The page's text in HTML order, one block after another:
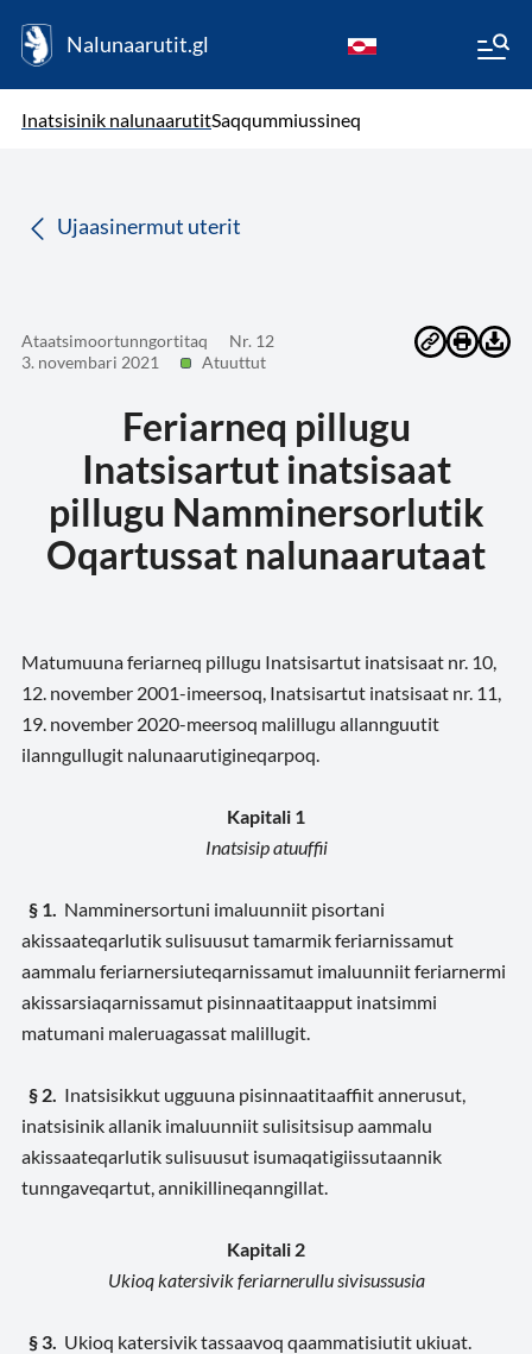
Nalunaarutit.gl
Inatsisinik nalunaarutitSaqqummiussineq
Ujaasinermut uterit
Ataatsimoortunngortitaq
Nr. 12
3. novembari 2021
Atuuttut
Feriarneq pillugu
Inatsisartut inatsisaat
pillugu Namminersorlutik
Oqartussat nalunaarutaat
Matumuuna feriarneq pillugu Inatsisartut inatsisaat nr. 10,
12. november 2001-imeersoq, Inatsisartut inatsisaat nr. 11,
19. november 2020-meersoq malillugu allannguutit
ilanngullugit nalunaarutigineqarpoq.
Kapitali 1
Inatsisip atuuffii
§ 1. Namminersortuni imaluunniit pisortani
akissaateqarlutik sulisuusut tamarmik feriarnissamut
aammalu feriarnersiuteqarnissamut imaluunniit feriarnermi
akissarsiaqarnissamut pisinnaatitaapput inatsimmi
matumani maleruagassat malillugit.
§ 2. Inatsisikkut ugguuna pisinnaatitaaffiit annerusut,
inatsisinik allanik imaluunniit sulisitsisup aammalu
akissaateqarlutik sulisuusut isumaqatigiissutaannik
tunngaveqartut, annikillineqanngillat.
Kapitali 2
Ukioq katersivik feriarnerullu sivisussusia
§ 3. Ukioq katersivik tassaavoq qaammatisiutit ukiuat.